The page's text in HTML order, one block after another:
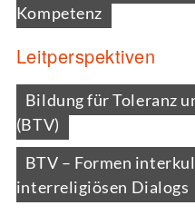
Kompetenz
Leitperspektiven
Bildung für Toleranz
(BTV)
BTV – Formen
interreligiösen Dialogs